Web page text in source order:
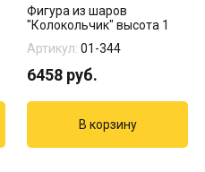
Фигура из шаров
"Колокольчик" высота 1
Артикул: 01-344
6458 руб.